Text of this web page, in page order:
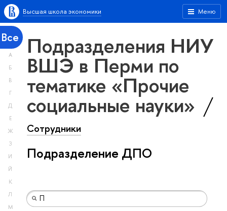
Меню
Высшая школа экономики
Все
А
Б
В
Г
Д
Е
Ж
З
И
Й
К
Л
М
Подразделения НИУ
ВШЭ в Перми по
тематике «Прочие
социальные науки»
Сотрудники
Подразделение ДПО